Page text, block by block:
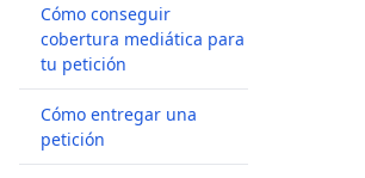
Cómo conseguir
cobertura mediática para
tu petición
Cómo entregar una
petición